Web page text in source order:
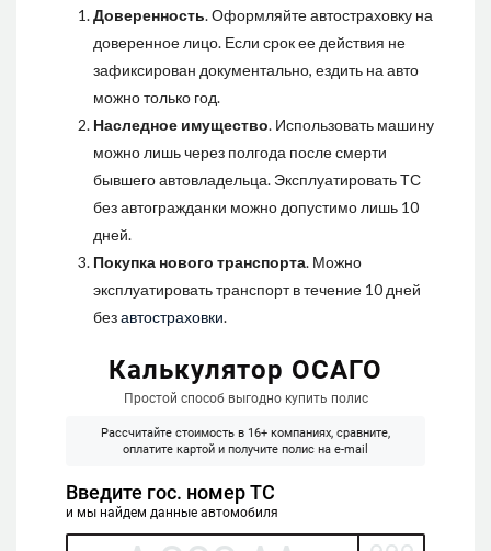
Доверенность. Оформляйте автостраховку на
доверенное лицо. Если срок ее действия не
зафиксирован документально, ездить на авто
можно только год.
Наследное имущество. Использовать машину
можно лишь через полгода после смерти
бывшего автовладельца. Эксплуатировать ТС
без автогражданки можно допустимо лишь 10
дней.
Покупка нового транспорта. Можно
эксплуатировать транспорт в течение 10 дней
безавтостраховки.